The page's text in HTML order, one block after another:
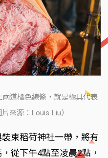
道橘色線條，就是極具代表
來源：Louis Liu）
束稻荷神社一帶，將有
從下午4點至凌晨2點，